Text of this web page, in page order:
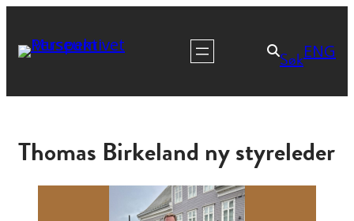
SøkENG
Thomas Birkeland ny styreleder